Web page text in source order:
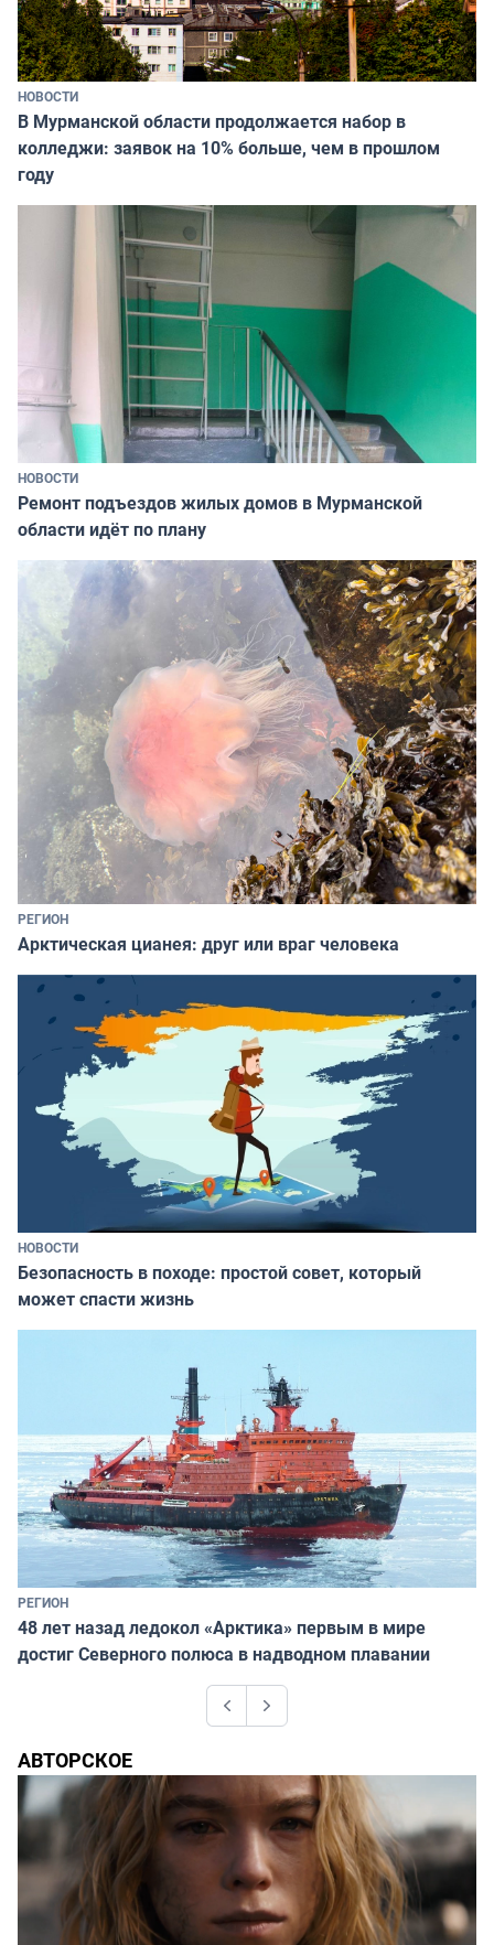
НОВОСТИ
В Мурманской области продолжается набор в
колледжи: заявок на 10% больше, чем в прошлом
году
НОВОСТИ
Ремонт подъездов жилых домов в Мурманской
области идёт по плану
РЕГИОН
Арктическая цианея: друг или враг человека
НОВОСТИ
Безопасность в походе: простой совет, который
может спасти жизнь
РЕГИОН
48 лет назад ледокол «Арктика» первым в мире
достиг Северного полюса в надводном плавании
PreviousNext
АВТОРСКОЕ